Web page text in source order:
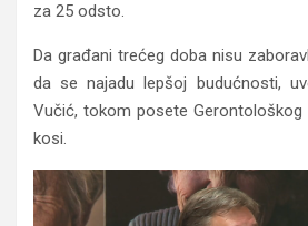
za 25 odsto.
Da građani trećeg doba nisu
da se najadu lepšoj budućnosti,
Vučić, tokom posete Gerontološkog
kosi.